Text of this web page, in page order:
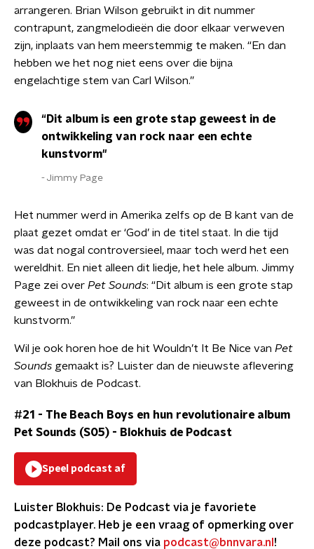
arrangeren. Brian Wilson gebruikt in dit nummer
contrapunt, zangmelodieën die door elkaar verweven
zijn, inplaats van hem meerstemmig te maken. “En dan
hebben we het nog niet eens over die bijna
engelachtige stem van Carl Wilson.”
“Dit album is een grote stap geweest in de
ontwikkeling van rock naar een echte
kunstvorm"
Jimmy Page
Het nummer werd in Amerika zelfs op de B kant van de
plaat gezet omdat er ‘God’ in de titel staat. In die tijd
was dat nogal controversieel, maar toch werd het een
wereldhit. En niet alleen dit liedje, het hele album. Jimmy
Page zei over Pet Sounds: “Dit album is een grote stap
geweest in de ontwikkeling van rock naar een echte
kunstvorm.”
Wil je ook horen hoe de hit Wouldn’t It Be Nice van Pet
Sounds gemaakt is? Luister dan de nieuwste aflevering
van Blokhuis de Podcast.
#21 - The Beach Boys en hun revolutionaire album
Pet Sounds (S05) - Blokhuis de Podcast
Speel podcast af
Luister Blokhuis: De Podcast via je favoriete
podcastplayer. Heb je een vraag of opmerking over
deze podcast? Mail ons via podcast@bnnvara.nl !